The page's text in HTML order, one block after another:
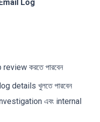
Log
করতে পারবেন
details খুলতে পারবেন
এবং internal